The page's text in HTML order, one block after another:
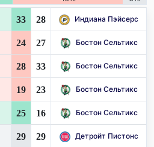
33 28 Индиана Пэйсерс
24 27 Бостон Сельтикс
28 33 Бостон Сельтикс
19 23 Бостон Сельтикс
25 16 Бостон Сельтикс
29 29 Детройт Пистонс